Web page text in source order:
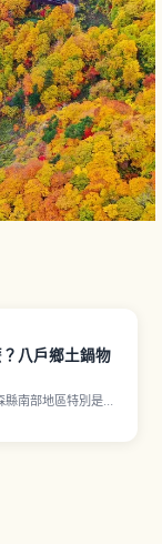
八戶鄉土鍋物
南部地區特別是八
足的湯底中加入煮
んべい）燉煮而